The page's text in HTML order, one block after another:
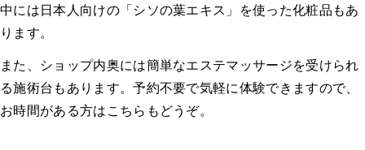
中には日本人向けの「シソの葉エキス」を使った化粧品もあ
ります。
また、ショップ内奥には簡単なエステマッサージを受けられ
る施術台もあります。予約不要で気軽に体験できますので、
お時間がある方はこちらもどうぞ。